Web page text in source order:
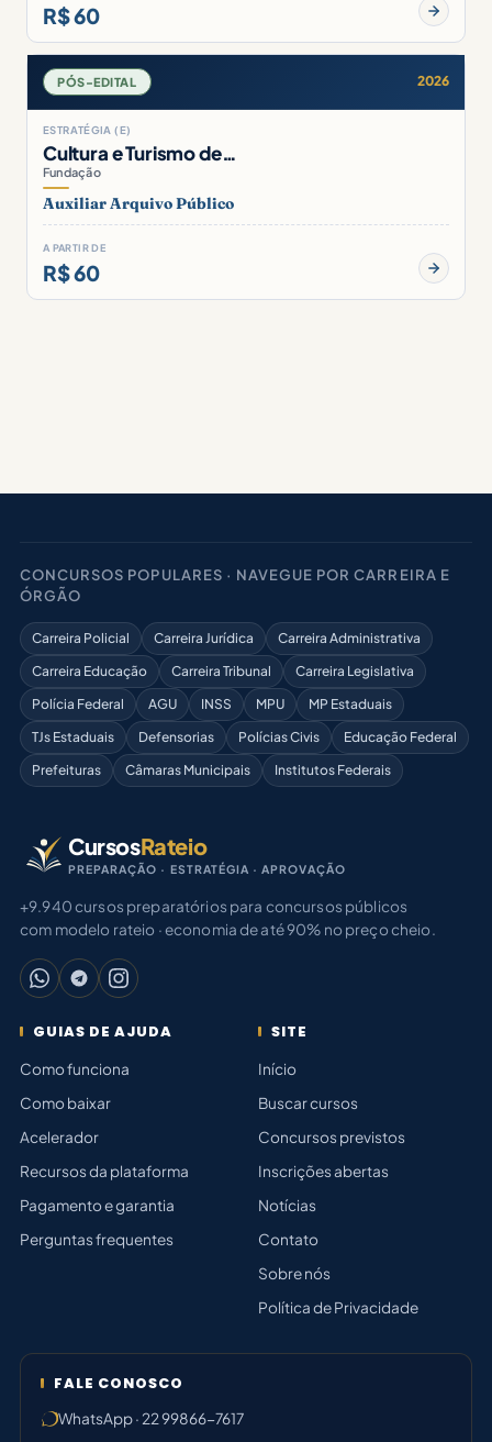
R$ 60
PÓS-EDITAL 2026
ESTRATÉGIA (E)
Cultura e Turismo de…
Fundação
Auxiliar Arquivo Público
A PARTIR DE
R$ 60
CONCURSOS POPULARES · NAVEGUE POR CARREIRA E
ÓRGÃO
Carreira Policial Carreira Jurídica
Carreira Administrativa
Carreira Educação
Carreira Tribunal
Carreira Legislativa
Polícia Federal
AGU INSS MPU
MP Estaduais
TJs Estaduais
Defensorias Polícias Civis
Educação Federal
Prefeituras
Câmaras Municipais Institutos Federais
CursosRateio
PREPARAÇÃO · ESTRATÉGIA · APROVAÇÃO
+9.940 cursos preparatórios para concursos públicos
com modelo rateio · economia de até 90% no preço cheio.
GUIAS DE AJUDA
Como funciona
Como baixar
Acelerador
Recursos da plataforma
Pagamento e garantia
Perguntas frequentes
SITE
Início
Buscar cursos
Concursos previstos
Inscrições abertas
Notícias
Contato
Sobre nós
Política de Privacidade
FALE CONOSCO
WhatsApp · 22 99866-7617